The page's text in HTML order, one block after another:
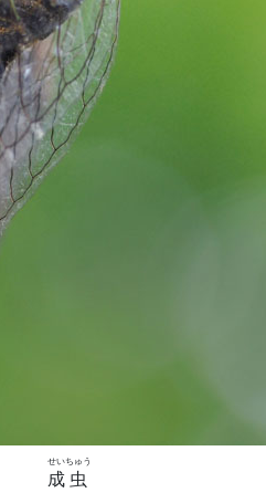
成
せい
虫
ちゅう